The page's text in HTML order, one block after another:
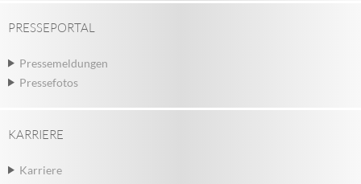
PRESSEPORTAL
Pressemeldungen
Pressefotos
KARRIERE
Karriere